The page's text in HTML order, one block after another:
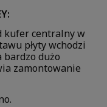
kufer centralny w
płyty wchodzi
bardzo dużo
zamontowanie